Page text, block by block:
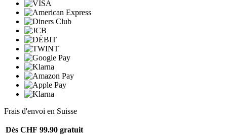
Frais d'envoi en Suisse
Dès CHF 99.90 gratuit